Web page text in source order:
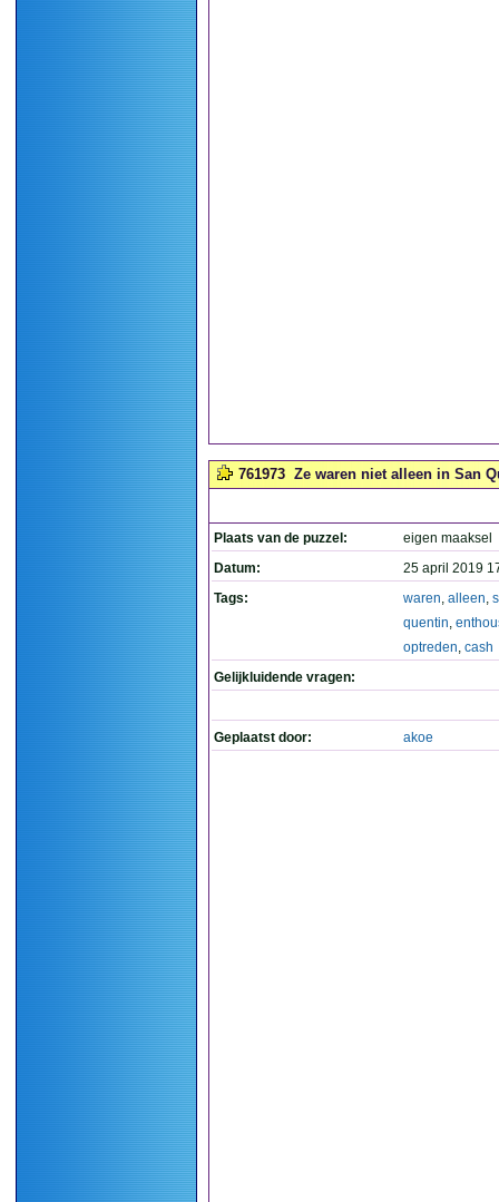
761973 Ze waren niet alleen in San
Plaats van de puzzel:
eigen maaksel
Datum:
25 april 2019
Tags:
waren, alleen,
quentin,
optreden, cash
Gelijkluidende vragen:
Geplaatst door: akoe